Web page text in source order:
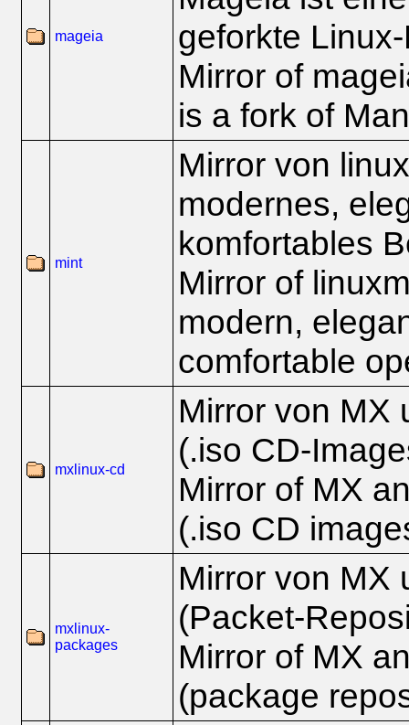
mageia
geforkte
Mirror of
is a fork of
mint
Mirror von
modernes,
komfortables
Mirror of
modern,
comfortable
mxlinux-cd
Mirror von MX
(.iso CD-
Mirror of MX
(.iso CD
mxlinux-
packages
Mirror von MX
(Packet-
Mirror of MX
(package